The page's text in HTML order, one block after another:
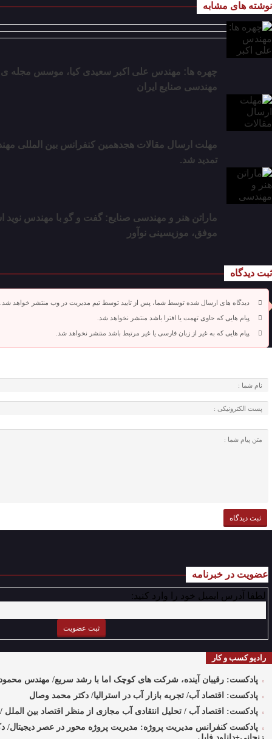
نوشته های مشابه
چهره ها: مهندس علی اکبر سعیدی کیا، موسس مجله
مهندسی صنایع ایران
تمدید شد.
ماراتن هنر و مهندسی صنایع: گفت و گو با مهندس نوید
موفق، موزیسینی نوآور
ثبت دیدگاه
دیدگاه های ارسال شده توسط شما، پس از تایید توسط تیم مدیریت در وب منتشر خواهد شد.
پیام هایی که حاوی تهمت یا افترا باشد منتشر نخواهد شد.
پیام هایی که به غیر از زبان فارسی یا غیر مرتبط باشد منتشر نخواهد شد.
عضویت در خبرنامه
لطفا آدرس ایمیل خود را وارد کنید:
رادیو کسب و کار
پادکست: رقیبان آینده، شرکت های کوچک اما با رشد سریع/ مهندس
پادکست: اقتصاد آب/ تجربه بازار آب در استرالیا/ دکتر محمد وصال
پادکست: اقتصاد آب / تحلیل انتقادی آب مجازی از منظر اقتصاد بین
پادکست کنفرانس مدیریت پروژه: مدیریت پروژه محور در عصر دیجیتال/